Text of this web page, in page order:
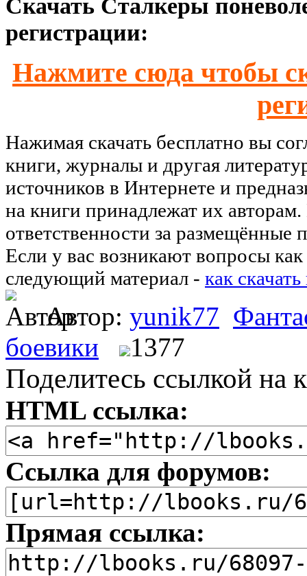
Скачать Сталкеры
регистрации:
Нажмите сюда чтобы
Нажимая скачать бесплатно вы
книги, журналы и другая
источников в Интернете и
на книги принадлежат их
ответственности за размещённые
Если у вас возникают вопросы как
следующий материал - как
Автор: yunik77
боевики
1377
Поделитесь ссылкой на
HTML ссылка:
Ссылка для форумов:
Прямая ссылка: